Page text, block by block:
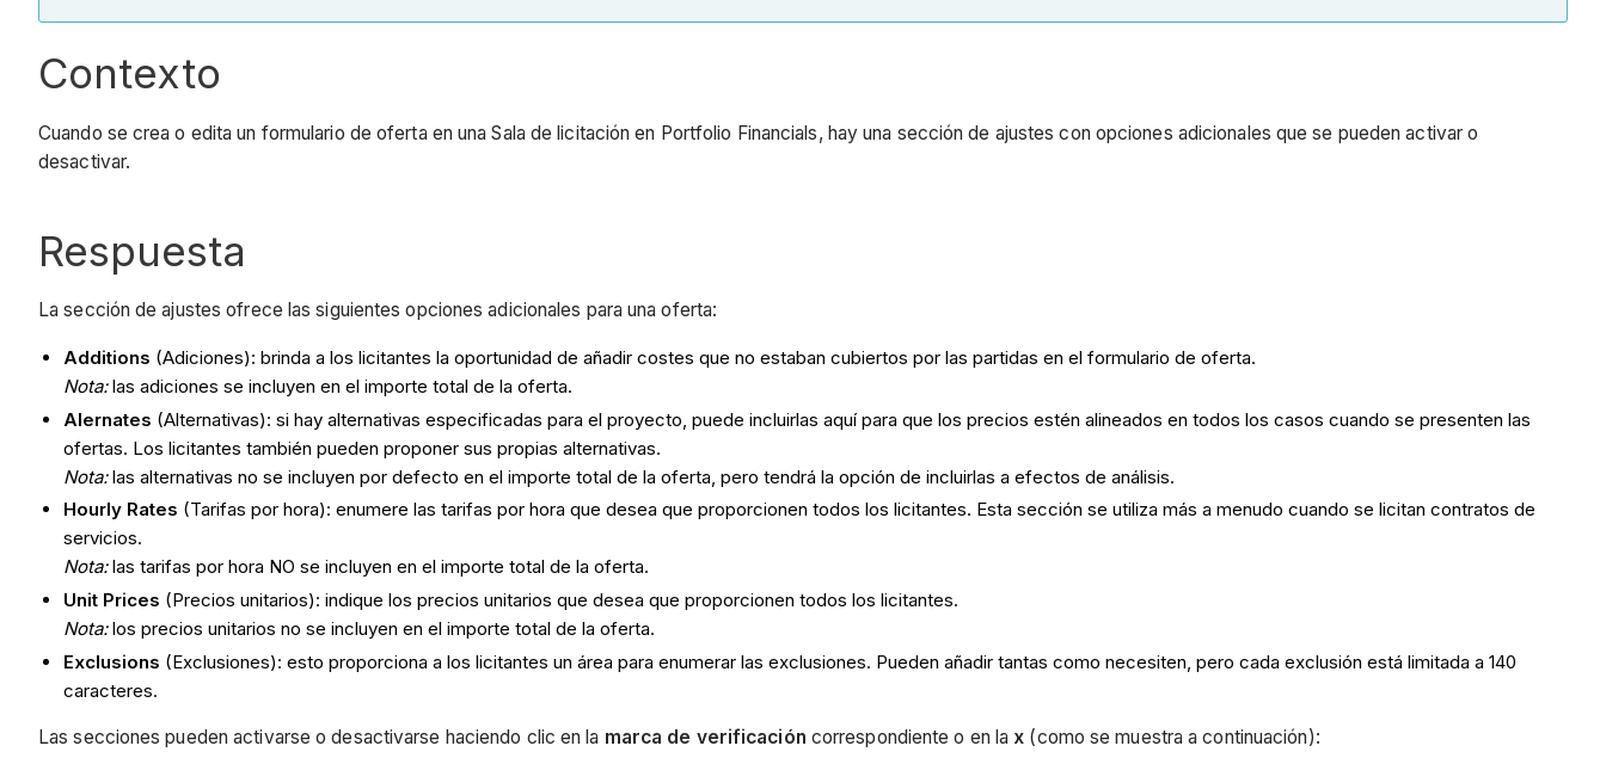
Contexto
Cuando se crea o edita un formulario de oferta en una Sala de licitación en Portfolio Financials, hay una sección de ajustes con opciones adicionales que se pueden activar o
desactivar.
Respuesta
La sección de ajustes ofrece las siguientes opciones adicionales para una oferta:
Additions (Adiciones): brinda a los licitantes la oportunidad de añadir costes que no estaban cubiertos por las partidas en el formulario de oferta.
Nota:las adiciones se incluyen en el importe total de la oferta.
Alernates (Alternativas): si hay alternativas especificadas para el proyecto, puede incluirlas aquí para que los precios estén alineados en todos los casos cuando se presenten las
ofertas. Los licitantes también pueden proponer sus propias alternativas.
Nota:las alternativas no se incluyen por defecto en el importe total de la oferta, pero tendrá la opción de incluirlas a efectos de análisis.
Hourly Rates (Tarifas por hora): enumere las tarifas por hora que desea que proporcionen todos los licitantes. Esta sección se utiliza más a menudo cuando se licitan contratos de
servicios.
Nota:las tarifas por hora NO se incluyen en el importe total de la oferta.
Unit Prices (Precios unitarios): indique los precios unitarios que desea que proporcionen todos los licitantes.
Nota:los precios unitarios no se incluyen en el importe total de la oferta.
Exclusions (Exclusiones): esto proporciona a los licitantes un área para enumerar las exclusiones. Pueden añadir tantas como necesiten, pero cada exclusión está limitada a 140
caracteres.
Las secciones pueden activarse o desactivarse haciendo clic en la marca de verificación correspondiente o en la x (como se muestra a continuación):